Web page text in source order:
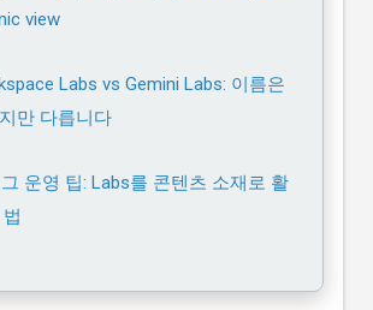
view
Labs vs Gemini Labs: 이름은
만 다릅니다
운영 팁: Labs를 콘텐츠 소재로 활